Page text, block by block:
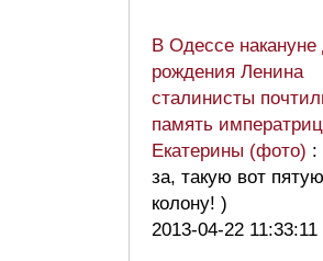
В Одессе накануне
рождения Ленина
сталинисты
память
Екатерины (фото) :
за, такую вот пятую
колону! )
2013-04-22 11:33:11